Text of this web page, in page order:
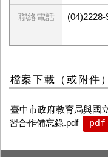
聯絡電話
檔案下載（或附件）
臺中市政府教育局與國
習合作備忘錄.pdf
pdf